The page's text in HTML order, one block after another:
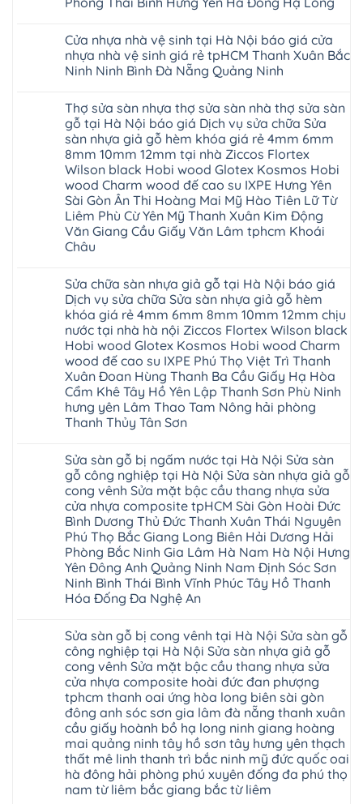
Hải
Kỳ
Đan
Phượng
Gia
Ninh
Thanh
Miện
Nghệ
An
Thanh
Hà
Ninh
Bình
Thái
Bình
Thanh
Hóa
Quỳnh
Phụ
Lào
Cai
Tuyên
Quang
Bắc
Ninh
Tuyên
Quang
Yên
Hải
Phòng
sutạo
sang
trọng
Sàn
4mm
giá
bao
nhiêu
Sàn
Glotex
có
tốt
không
sàn
nhựa
glotex
của
nước
nào
Hà
Nội
Thanh
Đà
Nẵng
Gia
Lâm
Phú
Thọ
Hải
Phòng
Sóc
Sơn
Ninh
Bình
Hưng
Yên
bình
luận
ở
Cửa
ngủ
tại
Hà
Nội
cửa
composite
báo
giá
rẻ
Bắc
Ninh
Thanh
Xuân
Tây
Hồ
Thái
Bình
Hưng
Yên
Đông
Hạ
Long
Cửa nhựa nhà vệ sinh tại Hà Nội báo giá cửa
nhựa nhà vệ sinh giá rẻ tpHCM Thanh Xuân Bắc
Ninh Ninh Bình Đà Nẵng Quảng Ninh
bình
luận
ở
Cửa
nhựa
nhà
vệ
sinh
tại
Hà
Nội
báo
giá
cửa
nhựa
vệ
sinh
giá
rẻ
tpHCM
Thanh
Xuân
Bắc
Ninh
Ninh
Bình
Đà
Nẵng
Quảng
Ninh
Thợ sửa sàn nhựa thợ sửa sàn nhà thợ sửa sàn
gỗ tại Hà Nội báo giá Dịch vụ sửa chữa Sửa
sàn nhựa giả gỗ hèm khóa giá rẻ 4mm 6mm
8mm 10mm 12mm tại nhà Ziccos Flortex
Wilson black Hobi wood Glotex Kosmos Hobi
wood Charm wood đế cao su IXPE Hưng Yên
Sài Gòn Ân Thi Hoàng Mai Mỹ Hào Tiên Lữ Từ
Liêm Phù Cừ Yên Mỹ Thanh Xuân Kim Động
Văn Giang Cầu Giấy Văn Lâm tphcm Khoái
Châu
bình
luận
ở
Thợ
sửa
sàn
nhựa
thợ
sửa
sàn
nhà
thợ
sửa
sàn
Hà
Nội
báo
giá
Dịch
vụ
sửa
chữa
Sửa
sàn
nhựa
giả
gỗ
hèm
khóa
4mm
6mm
8mm
10mm
12mm
tại
nhà
Ziccos
Flortex
Wilson
black
Hobi
wood
Glotex
Kosmos
Hobi
Sửa chữa sàn nhựa giả gỗ tại Hà Nội báo giá
Dịch vụ sửa chữa Sửa sàn nhựa giả gỗ hèm
khóa giá rẻ 4mm 6mm 8mm 10mm 12mm chịu
nước tại nhà hà nội Ziccos Flortex Wilson black
Hobi wood Glotex Kosmos Hobi wood Charm
wood đế cao su IXPE Phú Thọ Việt Trì Thanh
Xuân Đoan Hùng Thanh Ba Cầu Giấy Hạ Hòa
Cẩm Khê Tây Hồ Yên Lập Thanh Sơn Phù Ninh
hưng yên Lâm Thao Tam Nông hải phòng
Thanh Thủy Tân Sơn
bình
luận
ở
Sửa
chữa
sàn
nhựa
giả
gỗ
tại
Hà
Nội
báo
giá
sửa
chữa
Sửa
sàn
nhựa
giả
gỗ
hèm
khóa
giá
rẻ
4mm
6mm
8mm
10mm
12mm
chịu
Sửa sàn gỗ bị ngấm nước tại Hà Nội Sửa sàn
gỗ công nghiệp tại Hà Nội Sửa sàn nhựa giả gỗ
cong vênh Sửa mặt bậc cầu thang nhựa sửa
cửa nhựa composite tpHCM Sài Gòn Hoài Đức
Bình Dương Thủ Đức Thanh Xuân Thái Nguyên
Phú Thọ Bắc Giang Long Biên Hải Dương Hải
Phòng Bắc Ninh Gia Lâm Hà Nam Hà Nội Hưng
Yên Đông Anh Quảng Ninh Nam Định Sóc Sơn
Ninh Bình Thái Bình Vĩnh Phúc Tây Hồ Thanh
Hóa Đống Đa Nghệ An
bình
luận
ở
Sửa
sàn
gỗ
bị
ngấm
nước
tại
Hà
Nội
Sửa
sàn
công
Sửa sàn gỗ bị cong vênh tại Hà Nội Sửa sàn gỗ
công nghiệp tại Hà Nội Sửa sàn nhựa giả gỗ
cong vênh Sửa mặt bậc cầu thang nhựa sửa
cửa nhựa composite hoài đức đan phượng
tphcm thanh oai ứng hòa long biên sài gòn
đông anh sóc sơn gia lâm đà nẵng thanh xuân
cầu giấy hoành bồ hạ long ninh giang hoàng
mai quảng ninh tây hồ sơn tây hưng yên thạch
thất mê linh thanh trì bắc ninh mỹ đức quốc oai
hà đông hải phòng phú xuyên đống đa phú thọ
nam từ liêm bắc giang bắc từ liêm